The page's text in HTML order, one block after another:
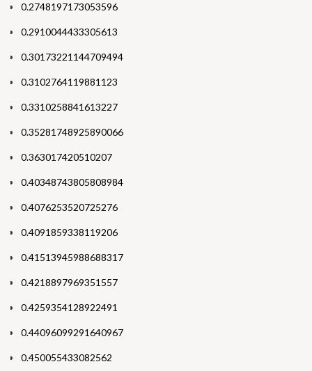
0.2748197173053596
0.2910044433305613
0.30173221144709494
0.3102764119881123
0.3310258841613227
0.35281748925890066
0.363017420510207
0.40348743805808984
0.4076253520725276
0.4091859338119206
0.41513945988688317
0.4218897969351557
0.4259354128922491
0.44096099291640967
0.450055433082562